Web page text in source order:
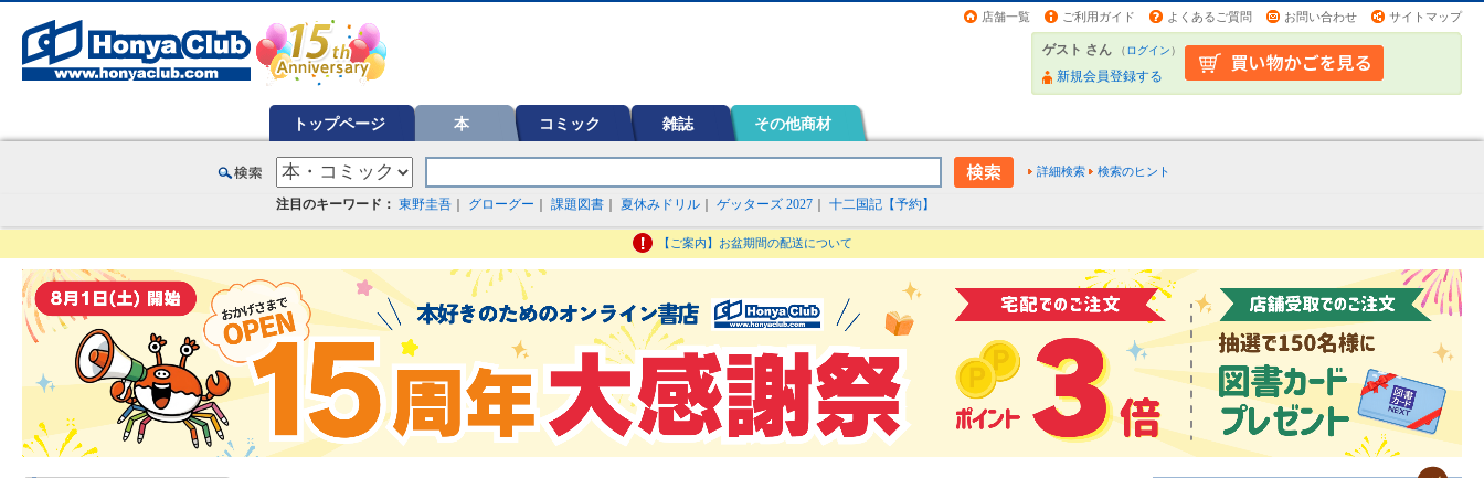
店舗一覧 ご利用ガイド よくあるご質問 お問い合わせ サイトマップ
ゲスト さん （ログイン）
新規会員登録する
トップページ 本 コミック 雑誌 その他商材
詳細検索 検索のヒント
注目のキーワード： 東野圭吾 グローグー 課題図書 夏休みドリル ゲッターズ 2027 十二国記【予約】
【ご案内】お盆期間の配送について